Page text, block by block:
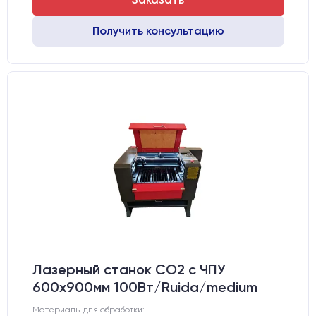
Получить консультацию
Лазерный станок CO2 c ЧПУ
600х900мм 100Вт/Ruida/medium
Материалы для обработки: